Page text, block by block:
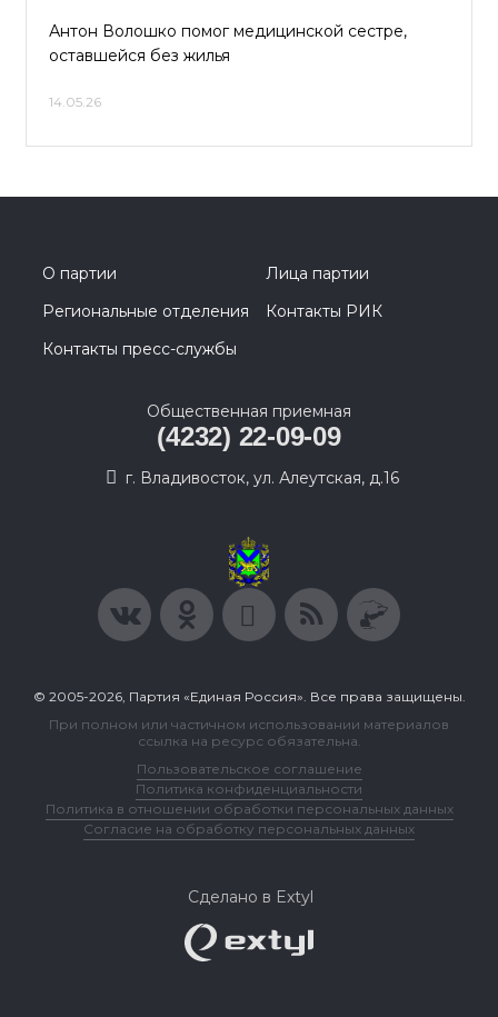
Антон Волошко помог медицинской сестре,
оставшейся без жилья
14.05.26
О партии
Лица партии
Региональные отделения
Контакты РИК
Контакты пресс-службы
Общественная приемная
(4232) 22-09-09
г. Владивосток, ул. Алеутская, д.16
© 2005-2026, Партия «Единая Россия». Все права защищены.
При полном или частичном использовании материалов
ссылка на ресурс обязательна.
Пользовательское соглашение
Политика конфиденциальности
Политика в отношении обработки персональных данных
Согласие на обработку персональных данных
Сделано в Extyl